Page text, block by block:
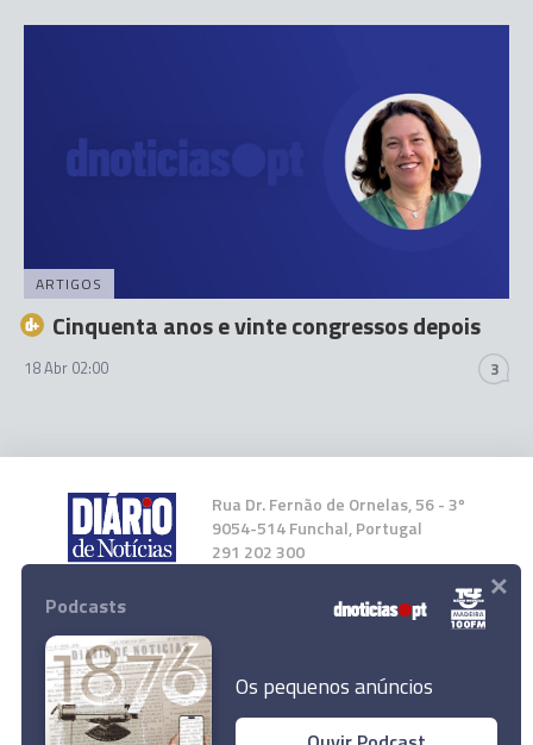
ARTIGOS
Cinquenta anos e vinte congressos depois
18 Abr 02:00 3
Rua Dr. Fernão de Ornelas, 56 - 3º
9054-514 Funchal, Portugal
291 202 300
Instale a nossa App
Podcasts
Os pequenos anúncios
×